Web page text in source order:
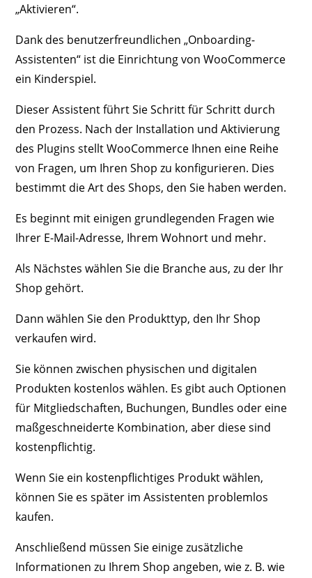
„Aktivieren“.
Dank des benutzerfreundlichen „Onboarding-
Assistenten“ ist die Einrichtung von WooCommerce
ein Kinderspiel.
Dieser Assistent führt Sie Schritt für Schritt durch
den Prozess. Nach der Installation und Aktivierung
des Plugins stellt WooCommerce Ihnen eine Reihe
von Fragen, um Ihren Shop zu konfigurieren. Dies
bestimmt die Art des Shops, den Sie haben werden.
Es beginnt mit einigen grundlegenden Fragen wie
Ihrer E-Mail-Adresse, Ihrem Wohnort und mehr.
Als Nächstes wählen Sie die Branche aus, zu der Ihr
Shop gehört.
Dann wählen Sie den Produkttyp, den Ihr Shop
verkaufen wird.
Sie können zwischen physischen und digitalen
Produkten kostenlos wählen. Es gibt auch Optionen
für Mitgliedschaften, Buchungen, Bundles oder eine
maßgeschneiderte Kombination, aber diese sind
kostenpflichtig.
Wenn Sie ein kostenpflichtiges Produkt wählen,
können Sie es später im Assistenten problemlos
kaufen.
Anschließend müssen Sie einige zusätzliche
Informationen zu Ihrem Shop angeben, wie z. B. wie